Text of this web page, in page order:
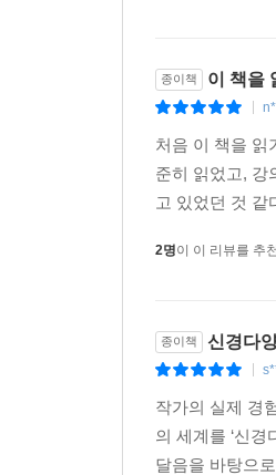
종이책 이 책을
처음 이 책을 읽
준히 읽었고, 강
고 있었던 것
2명이 이 리뷰를 추
종이책 신경다
작가의 실제 경
의 세계를 ‘신
달음을 바탕으